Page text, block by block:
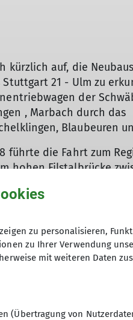
kürzlich auf, die
21 - Ulm zu
der
, Marbach durch das
Blaubeuren
führte die Fahrt zum
hohen Filstalbrücke
Erlebnis, die
Heimfahrt in den
zu personalisieren,
zu Ihrer Verwendung
mit weiteren Daten
(Übertragung von